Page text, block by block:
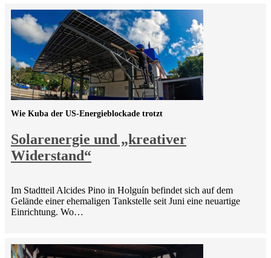
Solarenergie und „kreativer
Widerstand“
Wie Kuba der US-Energieblockade trotzt
Im Stadtteil Alcides Pino in Holguín befindet sich auf dem
Gelände einer ehemaligen Tankstelle seit Juni eine neuartige
Einrichtung. Wo…